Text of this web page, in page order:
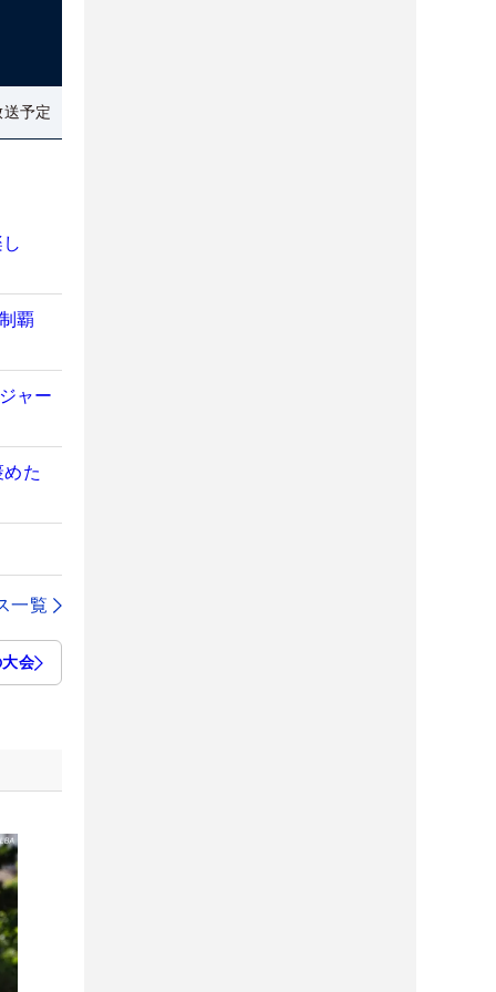
予定
覇
ャー
た
一覧
会